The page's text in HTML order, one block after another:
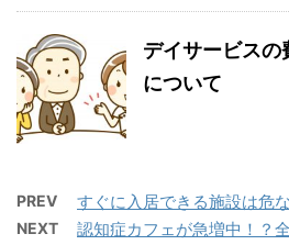
デイサービスの
について
PREV すぐに入居できる施設は危
NEXT
認知症カフェが急増中！？